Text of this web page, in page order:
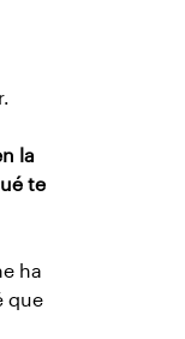
la
te
ha
que